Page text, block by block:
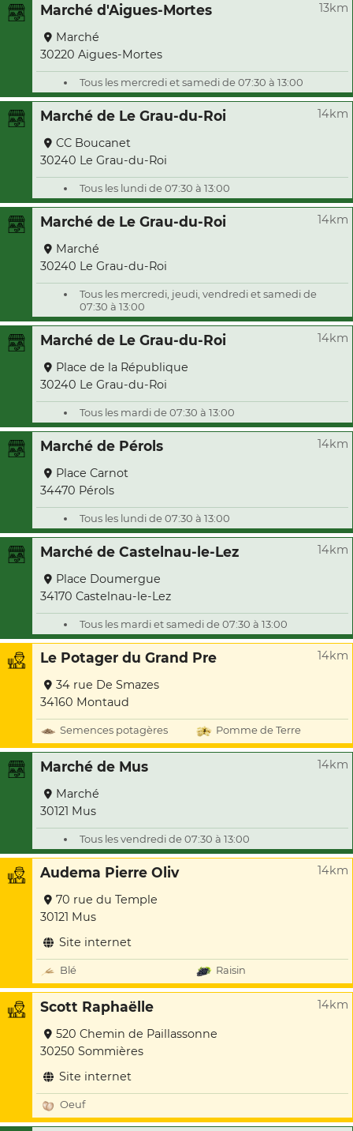
Marché d'Aigues-Mortes 13km
Marché
30220 Aigues-Mortes
Tous les mercredi et samedi de 07:30 à 13:00
Marché de Le Grau-du-Roi 14km
CC Boucanet
30240 Le Grau-du-Roi
Tous les lundi de 07:30 à 13:00
Marché de Le Grau-du-Roi 14km
Marché
30240 Le Grau-du-Roi
Tous les mercredi, jeudi, vendredi et samedi de
07:30 à 13:00
Marché de Le Grau-du-Roi 14km
Place de la République
30240 Le Grau-du-Roi
Tous les mardi de 07:30 à 13:00
Marché de Pérols 14km
Place Carnot
34470 Pérols
Tous les lundi de 07:30 à 13:00
Marché de Castelnau-le-Lez 14km
Place Doumergue
34170 Castelnau-le-Lez
Tous les mardi et samedi de 07:30 à 13:00
Le Potager du Grand Pre 14km
34 rue De Smazes
34160 Montaud
Semences potagères Pomme de Terre
Marché de Mus 14km
Marché
30121 Mus
Tous les vendredi de 07:30 à 13:00
Audema Pierre Oliv 14km
70 rue du Temple
30121 Mus
Site internet
Blé Raisin
Scott Raphaëlle 14km
520 Chemin de Paillassonne
30250 Sommières
Site internet
Oeuf